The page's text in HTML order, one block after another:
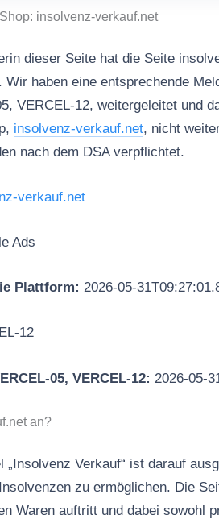
insolvenz-verkauf.net
dieser Seite hat die Seite
Wir haben eine entsprechende
VERCEL-12, weitergeleitet und
insolvenz-verkauf.net, nicht
nach dem DSA verpflichtet.
verkauf.net
Ads
Plattform: 2026-05-
12
05, VERCEL-12: 2026-05-
an?
„Insolvenz Verkauf“ ist darauf
zu ermöglichen. Die
Waren auftritt und dabei sowohl